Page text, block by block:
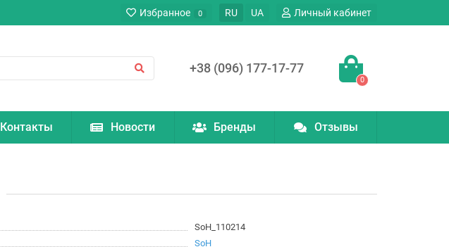
Избранное 0 RU UA Личный кабинет
+38 (096) 177-17-77
0
Контакты Новости Бренды Отзывы
SoH_110214
SoH